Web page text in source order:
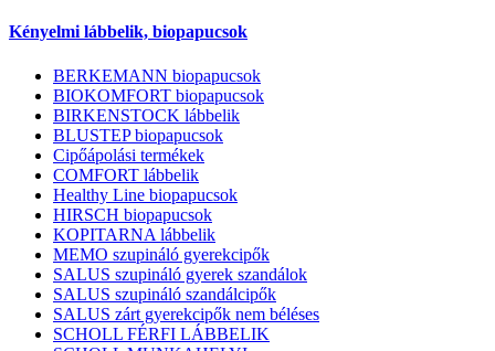
Kényelmi lábbelik, biopapucsok
BERKEMANN biopapucsok
BIOKOMFORT biopapucsok
BIRKENSTOCK lábbelik
BLUSTEP biopapucsok
Cipőápolási termékek
COMFORT lábbelik
Healthy Line biopapucsok
HIRSCH biopapucsok
KOPITARNA lábbelik
MEMO szupináló gyerekcipők
SALUS szupináló gyerek szandálok
SALUS szupináló szandálcipők
SALUS zárt gyerekcipők nem béléses
SCHOLL FÉRFI LÁBBELIK